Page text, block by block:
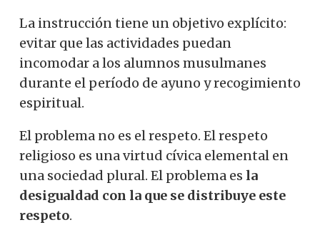
La instrucción tiene un objetivo explícito:
evitar que las actividades puedan
incomodar a los alumnos musulmanes
durante el período de ayuno y recogimiento
espiritual.
El problema no es el respeto. El respeto
religioso es una virtud cívica elemental en
una sociedad plural. El problema es la
desigualdad con la que se distribuye este
respeto.